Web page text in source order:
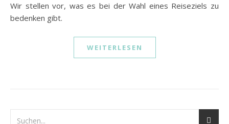
Wir stellen vor, was es bei der Wahl eines Reiseziels zu
bedenken gibt.
WEITERLESEN